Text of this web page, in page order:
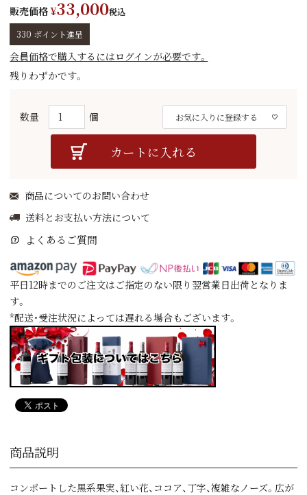
販売価格 ¥33,000税込
330 ポイント進呈
会員価格で購入するにはログインが必要です。
残りわずかです。
お気に入りに登録する
カートに入れる
商品についてのお問い合わせ
送料とお支払い方法について
よくあるご質問
平日12時までのご注文はご指定のない限り翌営業日出荷となりま
す。
*配送・受注状況によっては遅れる場合もございます。
商品説明
コンポートした黒系果実、紅い花、ココア、丁字、複雑なノーズ。広が